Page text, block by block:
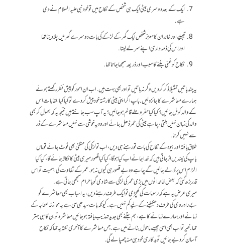
ایک کے بعد دوسری بیٹی ایک ہی شخص کے نکاح میں تو خود نبی علیہ السلام نے دی
ہے.
قبیلے اور خاندان کا معزز شخص ایک گھر کے لڑکے کی بات دوسرے گھر میں چلا دیتا تھا
اور اس کی ذمہ داری اپنے سر لے لیتا.
نکاح کو غنی بننے کا سبب اور ذریعہ سمجھا جاتا تھا.
یہ چند باتیں تمثیلا ذکر کردیں وگرنہ باتیں تو اور بھی بہت ہیں. اب ان امور کو پیش نظر رکھتے ہوئے
ہمارے معاشرے کا جائزہ لیں. باپ اگر اپنی بیٹی کا رشتہ خود پیش کردے تو کیا کیا القابات اس
کے والد کو مل جائیں؟ کیا کیا مفروضے قائم ہو جائیں؟ یہ آپ سب جانتے ہیں نتیجہ یہ کہ بھول کر بھی
والد کی زبان نہیں ہلتی، چاہے بیٹی کی عمر ڈھل جائے اور وہ یہ خوشی سے نہیں معاشرے کے ڈر
سے نہیں کرتا.
طلاق یافتہ اور بیوہ کے نکاح کی بات تو رہنے ہی دیں، اب تو لڑکی کی منگنی بھی ٹوٹ جائے تو ماں
باپ کی نیندیں اڑ جاتی ہیں کہ خدا جانے اب کیا ہوگا، کیا کیا قصور میری بیٹی کا نکالا جائےگا، کیا کیا
الزام اس پر ڈالے جائیں گے چاہے وہ بے قصور ہی کیوں نہ ہو. عمر کے تفاوت کی اہمیت تو اس
قدر بڑھ گئی کہ بعض خاندانوں میں بڑی عمر کی لڑکی سے شادی گویا حرام سمجھی جاتی ہے.
میری عرض یہ ہے کہ رسومات کی کھچڑی تو ایک طرف رہنے دیں، یہ اسباب بھی معاشرے کو
بےراہ روی کی طرف دھکیلنے کے لیے کم نہیں ہے. کیونکہ بات سیدھی سی ہے یہ موازنہ صحابہ کے
زمانے اور ہمارے زمانے کا ہے، ہم جتنے بھی جدید تہذیب یافتہ ہوجائیں معاشرہ تو ان کا ہی بہتر
تھا. خیر تو اب بھی اسی جیسے ماحول بنانے میں ہے. جس معاشرے کا آخری نکتہ یہ تھا کہ نکاح
آسان کردیے جائیں تو بدکاری خود ہی منہ چھپا لے گی.